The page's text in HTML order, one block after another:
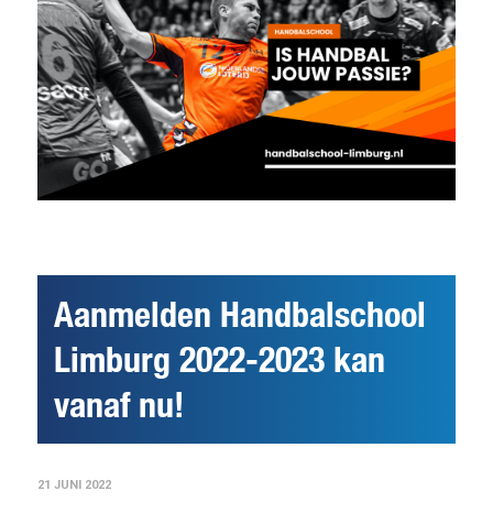
Aanmelden Handbalschool
Limburg 2022-2023 kan
vanaf nu!
21 JUNI 2022